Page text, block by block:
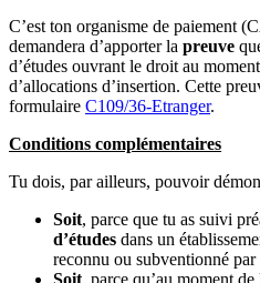
C’est ton organisme de paiement
demandera d’apporter la preuve
d’études ouvrant le droit au
d’allocations d’insertion. Cette
formulaire C109/36-Etranger.
Conditions complémentaires
Tu dois, par ailleurs, pouvoir
Soit, parce que tu as suivi
d’études dans un
reconnu ou subventionné par